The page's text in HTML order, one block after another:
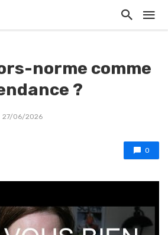
norme comme
?
27/06/2026
0